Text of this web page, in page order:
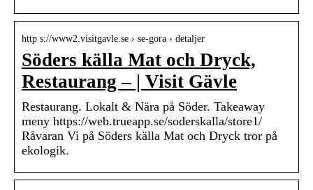
http s://www2.visitgavle.se › se-gora › detaljer
Söders källa Mat och Dryck,
Restaurang – | Visit Gävle
Restaurang. Lokalt & Nära på Söder. Takeaway
meny https://web.trueapp.se/soderskalla/store1/
Råvaran Vi på Söders källa Mat och Dryck tror på
ekologik.